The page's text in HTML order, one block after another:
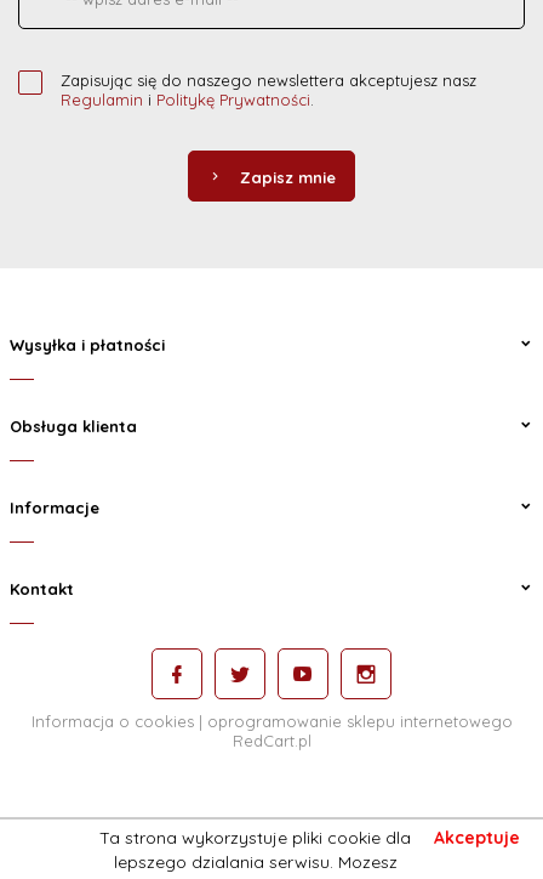
Zapisując się do naszego newslettera akceptujesz nasz
Regulamin i Politykę Prywatności
Zapisz mnie
Wysyłka i płatności
Obsługa klienta
Informacje
Kontakt
Informacja o cookies| oprogramowanie sklepu internetowego
RedCart.pl
Ta strona wykorzystuje pliki cookie dla
lepszego dzialania serwisu. Mozesz
Akceptuje